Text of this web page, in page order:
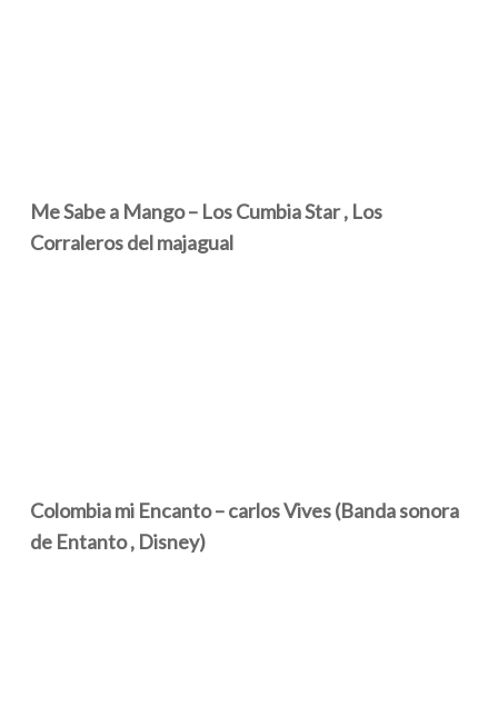
Me Sabe a Mango – Los Cumbia Star , Los
Corraleros del majagual
Colombia mi Encanto – carlos Vives (Banda sonora
de Entanto , Disney)